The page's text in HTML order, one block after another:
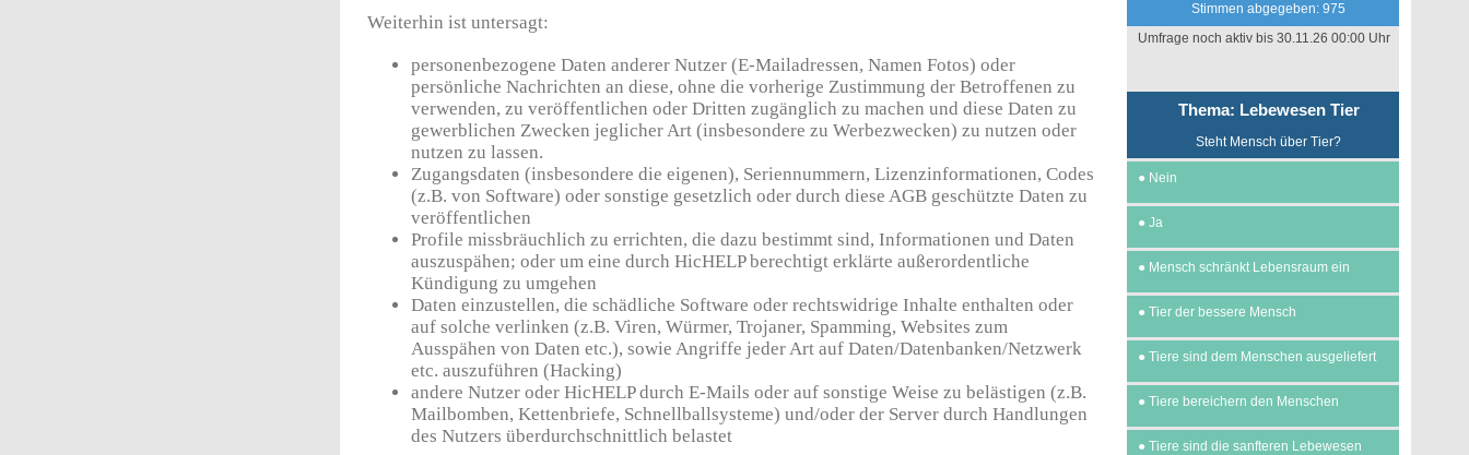
Weiterhin ist untersagt:
personenbezogene Daten anderer Nutzer (E-Mailadressen, Namen Fotos) oder
persönliche Nachrichten an diese, ohne die vorherige Zustimmung der Betroffenen zu
verwenden, zu veröffentlichen oder Dritten zugänglich zu machen und diese Daten zu
gewerblichen Zwecken jeglicher Art (insbesondere zu Werbezwecken) zu nutzen oder
nutzen zu lassen.
Zugangsdaten (insbesondere die eigenen), Seriennummern, Lizenzinformationen, Codes
(z.B. von Software) oder sonstige gesetzlich oder durch diese AGB geschützte Daten zu
veröffentlichen
Profile missbräuchlich zu errichten, die dazu bestimmt sind, Informationen und Daten
auszuspähen; oder um eine durch HicHELP berechtigt erklärte außerordentliche
Kündigung zu umgehen
Daten einzustellen, die schädliche Software oder rechtswidrige Inhalte enthalten oder
auf solche verlinken (z.B. Viren, Würmer, Trojaner, Spamming, Websites zum
Ausspähen von Daten etc.), sowie Angriffe jeder Art auf Daten/Datenbanken/Netzwerk
etc. auszuführen (Hacking)
andere Nutzer oder HicHELP durch E-Mails oder auf sonstige Weise zu belästigen (z.B.
Mailbomben, Kettenbriefe, Schnellballsysteme) und/oder der Server durch Handlungen
des Nutzers überdurchschnittlich belastet
Stimmen abgegeben: 975
Umfrage noch aktiv bis 30.11.26 00:00 Uhr
Thema: Lebewesen Tier
Steht Mensch über Tier?
● Nein
● Ja
● Mensch schränkt Lebensraum ein
● Tier der bessere Mensch
● Tiere sind dem Menschen ausgeliefert
● Tiere bereichern den Menschen
● Tiere sind die sanfteren Lebewesen